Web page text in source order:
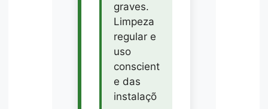
graves.
Limpeza
regular e
uso
conscient
e das
instalaçõ